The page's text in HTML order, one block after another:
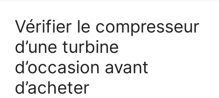
Vérifier le compresseur
d’une turbine
d’occasion avant
d’acheter